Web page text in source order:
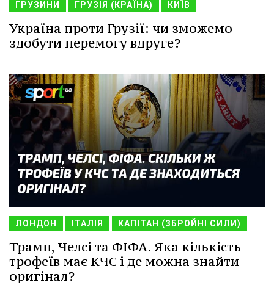
ГРУЗИНИ ГРУЗІЯ (КРАЇНА) КИЇВ
Україна проти Грузії: чи зможемо
здобути перемогу вдруге?
ЛОНДОН ІТАЛІЯ КАПІТАН (ЗБРОЙНІ СИЛИ)
Трамп, Челсі та ФІФА. Яка кількість
трофеїв має КЧС і де можна знайти
оригінал?